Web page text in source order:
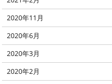
2020年11月
2020年6月
2020年3月
2020年2月